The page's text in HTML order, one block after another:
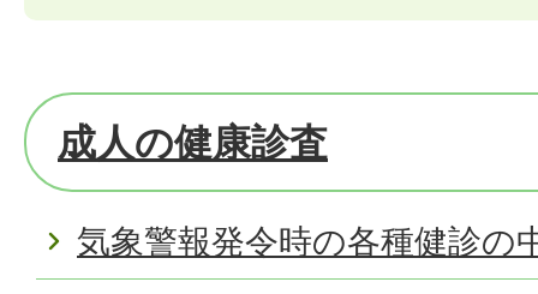
成人の健康診査
気象警報発令時の各種健診の